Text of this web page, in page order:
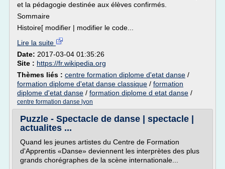
et la pédagogie destinée aux élèves confirmés.
Sommaire
Histoire[ modifier | modifier le code...
Lire la suite
Date: 2017-03-04 01:35:26
Site : https://fr.wikipedia.org
Thèmes liés : centre formation diplome d'etat danse /
formation diplome d'etat danse classique / formation
diplome d'etat danse / formation diplome d etat danse /
centre formation danse lyon
Puzzle - Spectacle de danse | spectacle |
actualites ...
Quand les jeunes artistes du Centre de Formation
d'Apprentis «Danse» deviennent les interprètes des plus
grands chorégraphes de la scène internationale...